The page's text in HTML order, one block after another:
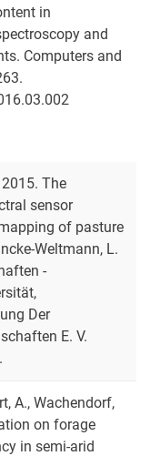
in
and
Computers and
The
sensor
of pasture
Weltmann, L.
-
Der
E. V.
A., Wachendorf,
on forage
in semi-arid